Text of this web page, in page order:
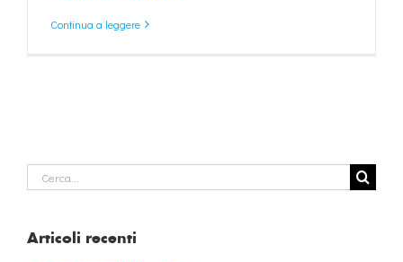
Continua a leggere
Cerca
per:
Articoli recenti